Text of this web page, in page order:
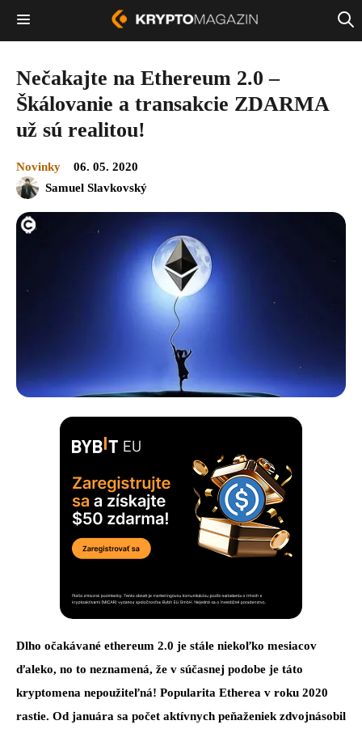
Nečakajte na Ethereum 2.0 –
Škálovanie a transakcie ZDARMA
už sú realitou!
Novinky
06. 05. 2020
Samuel Slavkovský
Dlho očakávané ethereum 2.0 je stále niekoľko mesiacov
ďaleko, no to neznamená, že v súčasnej podobe je táto
kryptomena nepoužiteľná! Popularita Etherea v roku 2020
rastie. Od januára sa počet aktívnych peňaženiek zdvojnásobil